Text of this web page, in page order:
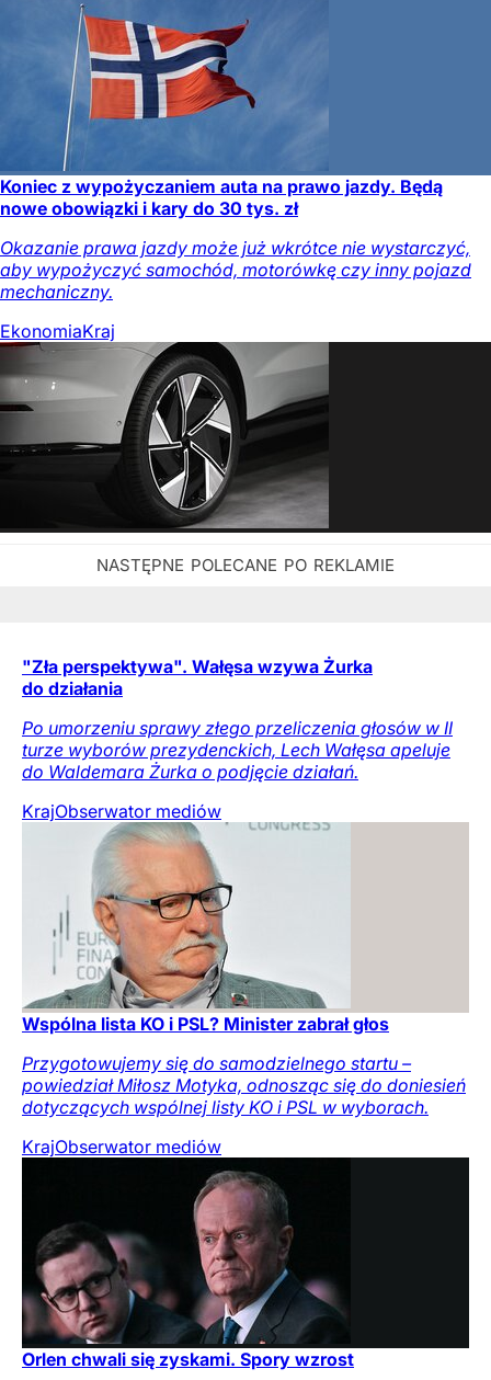
Koniec z wypożyczaniem auta na prawo jazdy. Będą
nowe obowiązki i kary do 30 tys. zł
Okazanie prawa jazdy może już wkrótce nie wystarczyć,
aby wypożyczyć samochód, motorówkę czy inny pojazd
mechaniczny.
EkonomiaKraj
"Zła perspektywa". Wałęsa wzywa Żurka
do działania
Po umorzeniu sprawy złego przeliczenia głosów w II
turze wyborów prezydenckich, Lech Wałęsa apeluje
do Waldemara Żurka o podjęcie działań.
KrajObserwator mediów
Wspólna lista KO i PSL? Minister zabrał głos
Przygotowujemy się do samodzielnego startu –
powiedział Miłosz Motyka, odnosząc się do doniesień
dotyczących wspólnej listy KO i PSL w wyborach.
KrajObserwator mediów
Orlen chwali się zyskami. Spory wzrost